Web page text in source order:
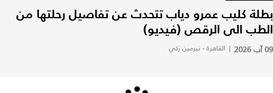
بطلة كليب عمرو دياب تتحدث عن تفاصيل رحلتها من
الطب الى الرقص (فيديو)
09 آب 2026 | القاهرة - نيرمين زكي